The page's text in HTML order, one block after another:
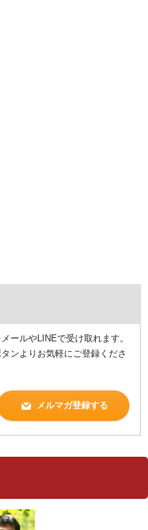
ールやLINEで受け取れます。
ンよりお気軽にご登録くださ
メルマガ登録する